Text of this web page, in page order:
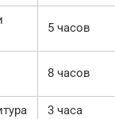
5 часов
8 часов
3 часа